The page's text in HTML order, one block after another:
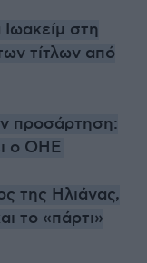
στη
τίτλων από
προσάρτηση:
ο ΟΗΕ
της Ηλιάνας,
το «πάρτι»